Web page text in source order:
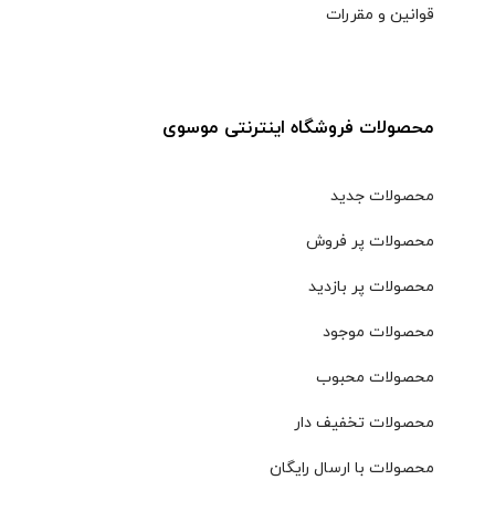
قوانین و مقررات
محصولات فروشگاه اینترنتی موسوی
محصولات جدید
محصولات پر فروش
محصولات پر بازدید
محصولات موجود
محصولات محبوب
محصولات تخفیف دار
محصولات با ارسال رایگان